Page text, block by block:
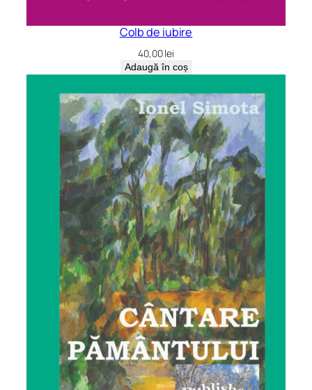
Colb de iubire
40,00lei
Adaugă în coș